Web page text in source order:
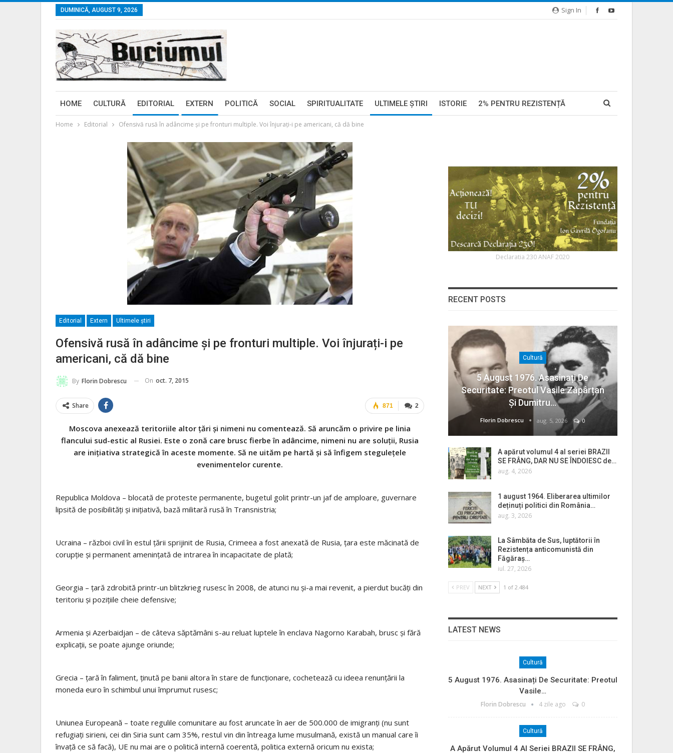
Sign In
DUMINICĂ, AUGUST 9, 2026
HOME CULTURĂ EDITORIAL EXTERN POLITICĂ SOCIAL SPIRITUALITATE ULTIMELE ŞTIRI ISTORIE 2% PENTRU REZISTENȚĂ
Home Editorial Ofensivă rusă în adâncime și pe fronturi multiple. Voi înjurați-i pe americani, că dă bine
Editorial Extern Ultimele ştiri
Ofensivă rusă în adâncime și pe fronturi multiple. Voi înjurați-i pe
americani, că dă bine
By Florin Dobrescu On oct. 7, 2015
2
871
Share
Moscova anexează teritoriile altor țări și nimeni nu comentează. Să aruncăm o privire pe linia
flancului sud-estic al Rusiei. Este o zonă care brusc fierbe în adâncime, nimeni nu are soluții, Rusia
are inițiativa strategică în aceste momente. Să ne uităm pe hartă și să înfigem stegulețele
evenimentelor curente.
Republica Moldova – blocată de proteste permanente, bugetul golit printr-un jaf de amploare, guvernare
lipsită de posibilități și inițiativă, bază militară rusă în Transnistria;
Ucraina – război civil în estul țării sprijinit de Rusia, Crimeea a fost anexată de Rusia, țara este măcinată de
corupție și permanent amenințată de intrarea în incapacitate de plată;
Georgia – țară zdrobită printr-un blitzkrieg rusesc în 2008, de atunci nu și-a mai revenit, a pierdut bucăți din
teritoriu și pozițiile cheie defensive;
Armenia și Azerbaidjan – de câteva săptămâni s-au reluat luptele în enclava Nagorno Karabah, brusc și fără
explicații, se poate ajunge oriunde;
Grecia – țară în faliment, ținută pe banii altora în stare de funcționare, cochetează cu ideea renunțării la
moneda euro în schimbul unui împrumut rusesc;
Uniunea Europeană – toate regulile comunitare au fost aruncate în aer de 500.000 de imigranți (nu sunt
refugiați sirieni, cei din Siria sunt cam 35%, restul vin din întreaga lume musulmană, există un manual care îi
învață ce să facă), UE nu mai are o politică internă coerentă, politica externă oricum nu exista;
Declaratia 230 ANAF 2020
RECENT POSTS
Cultură
5 August 1976. Asasinați De
Securitate: Preotul Vasile Zăpârțan
Și Dumitru…
Florin Dobrescu aug. 5, 2026 0
A apărut volumul 4 al seriei BRAZII
SE FRÂNG, DAR NU SE ÎNDOIESC de…
aug. 4, 2026
1 august 1964. Eliberarea ultimilor
deținuți politici din România…
aug. 3, 2026
La Sâmbăta de Sus, luptătorii în
Rezistența anticomunistă din
Făgăraș…
iul. 27, 2026
PREV NEXT 1 of 2.484
LATEST NEWS
Cultură
5 August 1976. Asasinați De Securitate: Preotul
Vasile…
Florin Dobrescu 4 zile ago 0
Cultură
A Apărut Volumul 4 Al Seriei BRAZII SE FRÂNG,